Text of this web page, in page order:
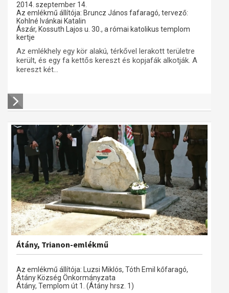
2014. szeptember 14.
Az emlékmű állítója: Bruncz János fafaragó, tervező:
Kohlné Ivánkai Katalin
Ászár, Kossuth Lajos u. 30., a római katolikus templom
kertje
Az emlékhely egy kör alakú, térkővel lerakott területre
került, és egy fa kettős kereszt és kopjafák alkotják. A
kereszt két...
Átány, Trianon-emlékmű
Az emlékmű állítója: Luzsi Miklós, Tóth Emil kőfaragó,
Átány Község Önkormányzata
Átány, Templom út 1. (Átány hrsz. 1)